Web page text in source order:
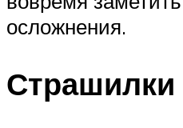
осложнения.
Страшилки